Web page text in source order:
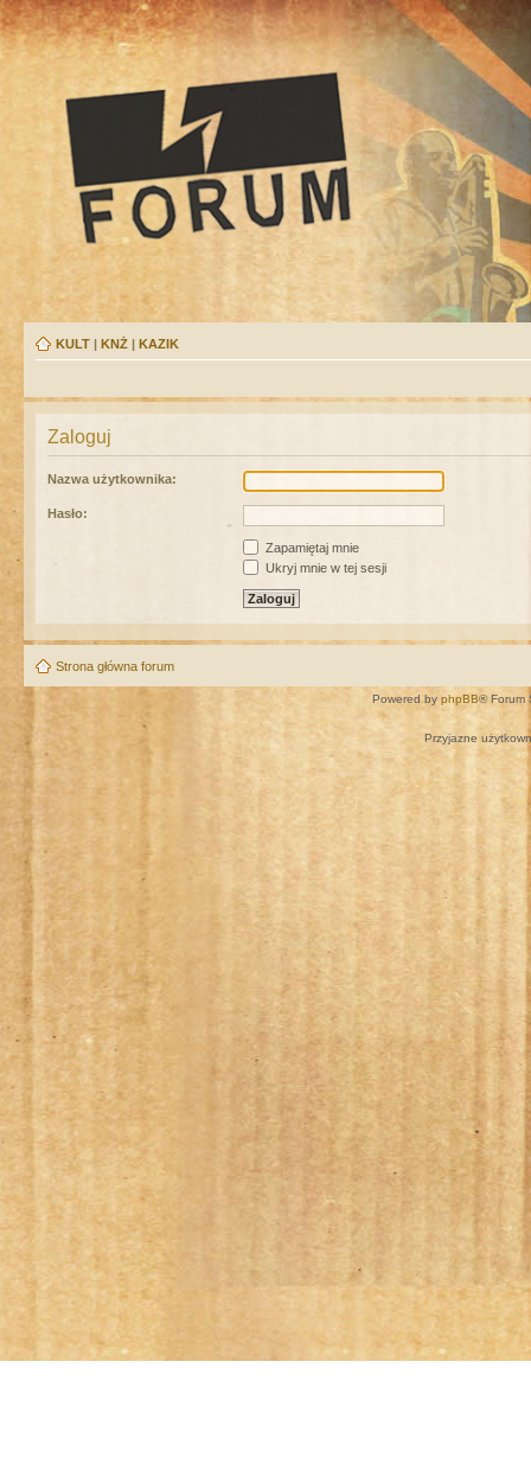
KULT | KNŻ | KAZIK
Zaloguj
Nazwa użytkownika:
Hasło:
Zapamiętaj mnie
Ukryj mnie w tej sesji
Strona główna forum
Powered by phpBB® Forum
Przyjazne